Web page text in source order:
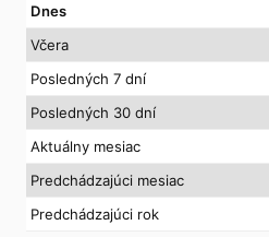
Dnes
Včera
Posledných 7 dní
Posledných 30 dní
Aktuálny mesiac
Predchádzajúci mesiac
Predchádzajúci rok